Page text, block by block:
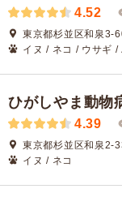
4.52
東京都杉並区和泉3-
イヌ / ネコ / ウサギ
ひがしやま動物
4.39
東京都杉並区和泉2-
イヌ / ネコ